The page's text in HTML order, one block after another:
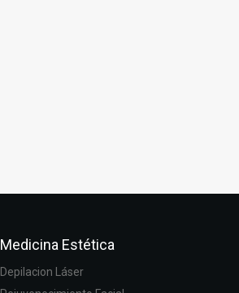
Medicina Estética
Depilacion Láser